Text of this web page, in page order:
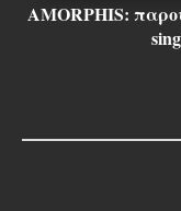
AMORPHIS: